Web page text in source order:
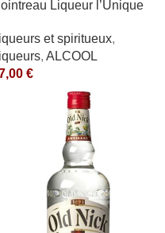
Liqueur l’Unique
et spiritueux,
, ALCOOL
€